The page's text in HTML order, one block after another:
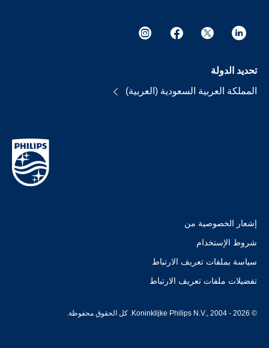
تحديد الدولة
المملكة العربية السعودية (العربية)
إشعار الخصوصية من
شروط الإستخدام
سياسة بملفات تعريف الارتباط
تفضيلات ملفات تعريف الارتباط
© Koninklijke Philips N.V., 2004 - 2026. كل الحقوق محفوظة.